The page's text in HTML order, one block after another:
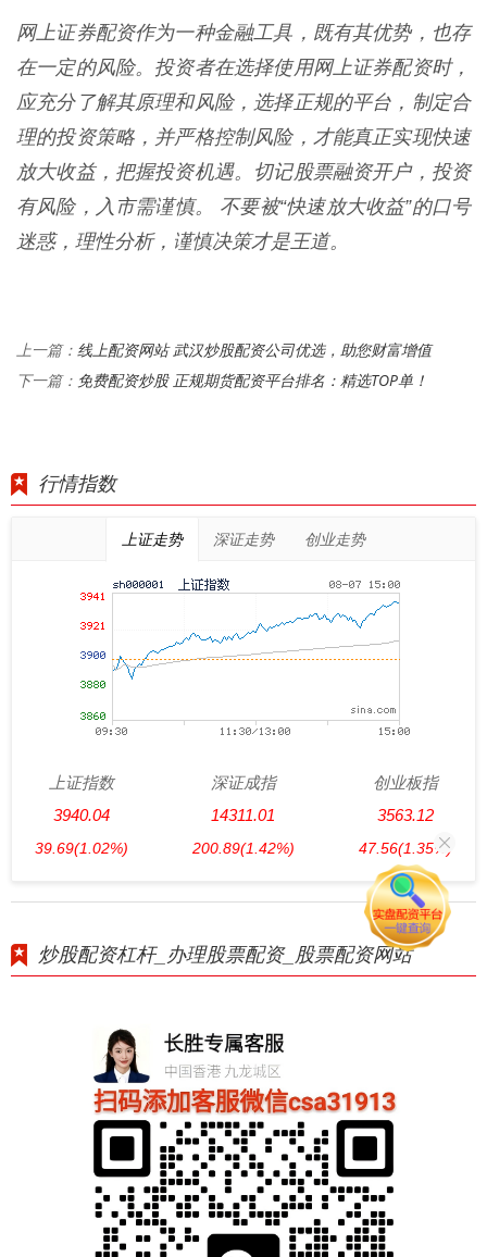
网上证券配资作为一种金融工具，既有其优势，也存
在一定的风险。投资者在选择使用网上证券配资时，
应充分了解其原理和风险，选择正规的平台，制定合
理的投资策略，并严格控制风险，才能真正实现快速
放大收益，把握投资机遇。切记股票融资开户，投资
有风险，入市需谨慎。 不要被“快速放大收益”的口号
迷惑，理性分析，谨慎决策才是王道。
上一篇： 线上配资网站 武汉炒股配资公司优选，助您财富增值
下一篇： 免费配资炒股 正规期货配资平台排名：精选TOP单！
行情指数
上证走势 深证走势 创业走势
上证指数
3940.04
39.69(1.02%)
深证成指
14311.01
200.89(1.42%)
创业板指
3563.12
47.56(1.35%)
炒股配资杠杆_办理股票配资_股票配资网站